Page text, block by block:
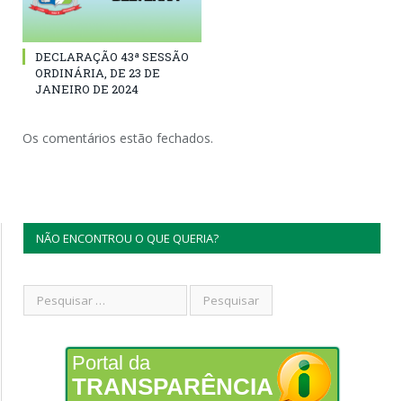
DECLARAÇÃO 43ª SESSÃO
ORDINÁRIA, DE 23 DE
JANEIRO DE 2024
Os comentários estão fechados.
NÃO ENCONTROU O QUE QUERIA?
Portal da
TRANSPARÊNCIA